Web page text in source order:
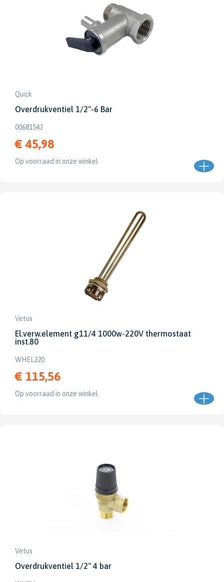
Quick
Overdrukventiel 1/2"-6 Bar
00681543
€ 45,98
Op voorraad in onze winkel
Vetus
El.verw.element g11/4 1000w-220V thermostaat
inst.80
WHEL220
€ 115,56
Op voorraad in onze winkel
Vetus
Overdrukventiel 1/2" 4 bar